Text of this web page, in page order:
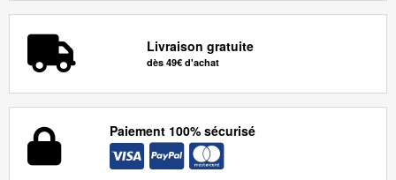
Livraison gratuite
dès 49€ d'achat
Paiement 100% sécurisé